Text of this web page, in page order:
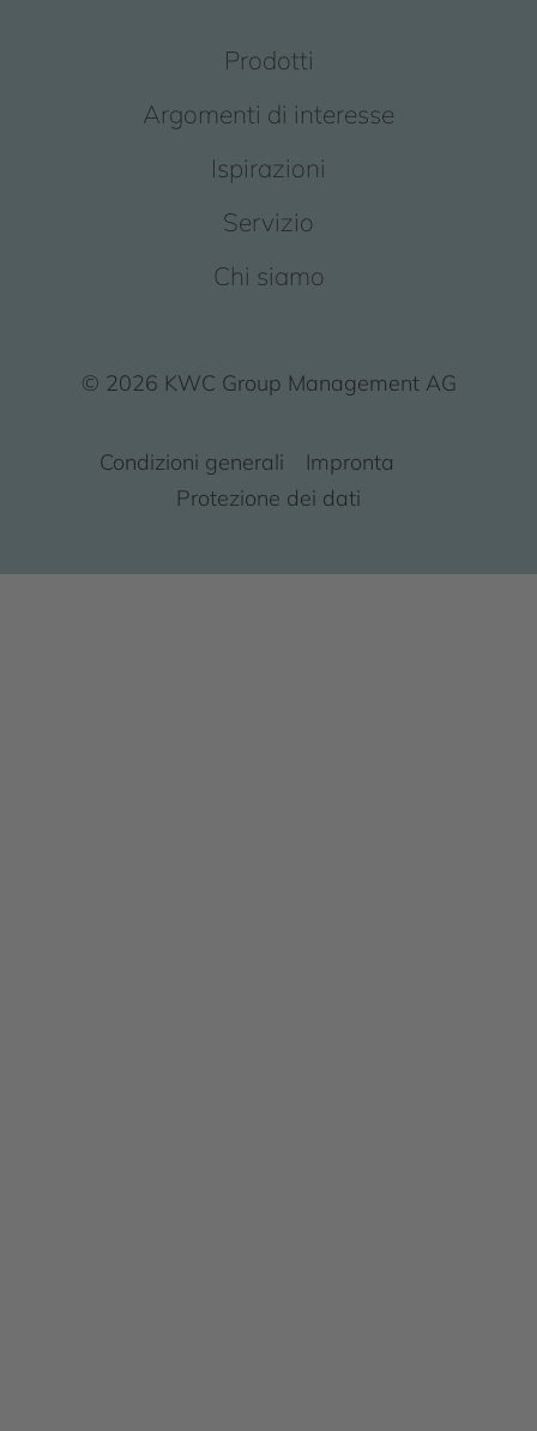
Prodotti
Argomenti di interesse
Ispirazioni
Servizio
Chi siamo
© 2026 KWC Group Management AG
Condizioni generali
Impronta
Protezione dei dati